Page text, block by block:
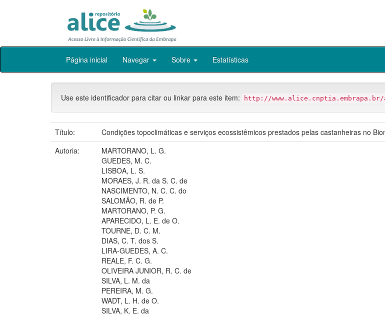
Skip
Página inicial Navegar Sobre Estatísticas
Use este identificador para citar ou linkar para este item: http://www.alice.cnptia.embrapa.br/
Título:
Condições topoclimáticas e serviços ecossistêmicos prestados pelas castanheiras no
Autoria:
MARTORANO, L. G.
GUEDES, M. C.
LISBOA, L. S.
MORAES, J. R. da S. C. de
NASCIMENTO, N. C. C. do
SALOMÃO, R. de P.
MARTORANO, P. G.
APARECIDO, L. E. de O.
TOURNE, D. C. M.
DIAS, C. T. dos S.
LIRA-GUEDES, A. C.
REALE, F. C. G.
OLIVEIRA JUNIOR, R. C. de
SILVA, L. M. da
PEREIRA, M. G.
WADT, L. H. de O.
SILVA, K. E. da